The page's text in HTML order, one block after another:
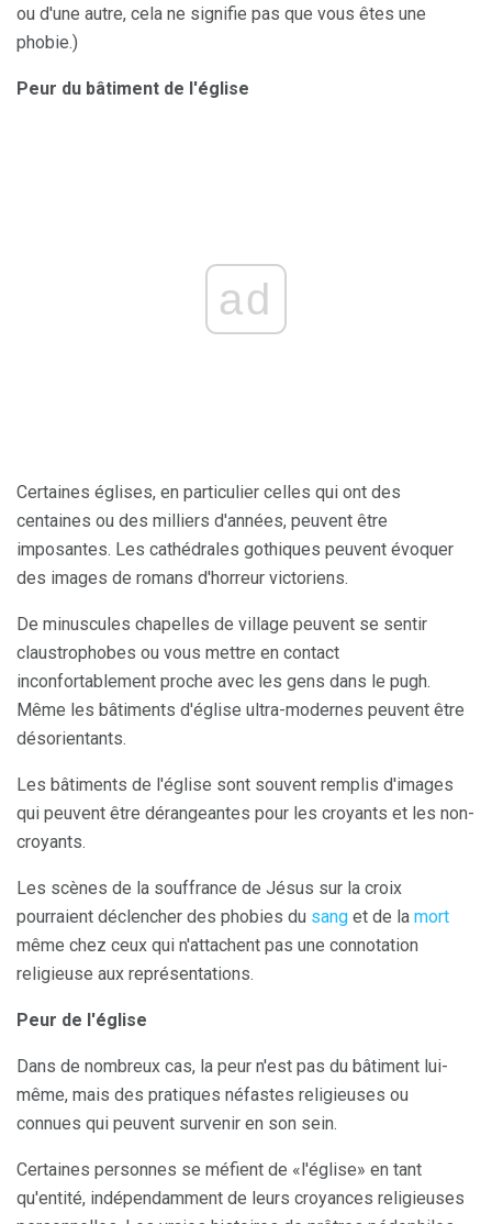
ou d'une autre, cela ne signifie pas que vous êtes une
phobie.)
Peur du bâtiment de l'église
ad
Certaines églises, en particulier celles qui ont des
centaines ou des milliers d'années, peuvent être
imposantes. Les cathédrales gothiques peuvent évoquer
des images de romans d'horreur victoriens.
De minuscules chapelles de village peuvent se sentir
claustrophobes ou vous mettre en contact
inconfortablement proche avec les gens dans le pugh.
Même les bâtiments d'église ultra-modernes peuvent être
désorientants.
Les bâtiments de l'église sont souvent remplis d'images
qui peuvent être dérangeantes pour les croyants et les non-
croyants.
Les scènes de la souffrance de Jésus sur la croix
pourraient déclencher des phobies du sang et de la mort
même chez ceux qui n'attachent pas une connotation
religieuse aux représentations.
Peur de l'église
Dans de nombreux cas, la peur n'est pas du bâtiment lui-
même, mais des pratiques néfastes religieuses ou
connues qui peuvent survenir en son sein.
Certaines personnes se méfient de «l'église» en tant
qu'entité, indépendamment de leurs croyances religieuses